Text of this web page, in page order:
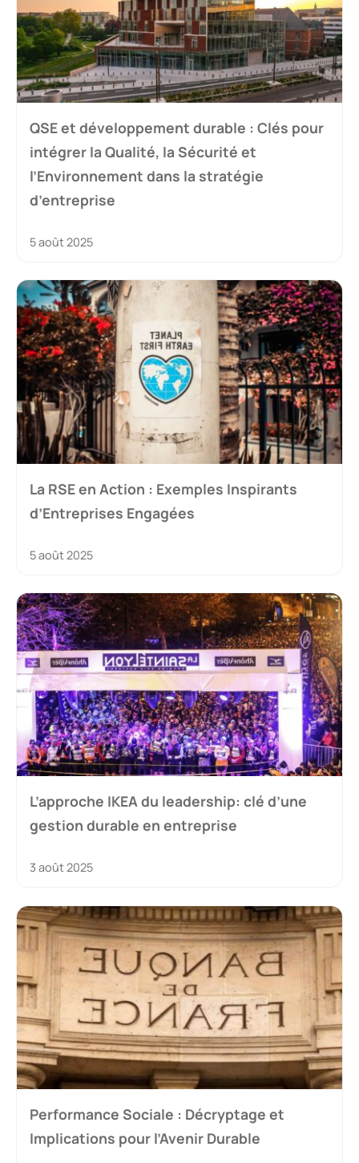
QSE et développement durable : Clés pour
intégrer la Qualité, la Sécurité et
l’Environnement dans la stratégie
d’entreprise
5 août 2025
La RSE en Action : Exemples Inspirants
d’Entreprises Engagées
5 août 2025
L’approche IKEA du leadership: clé d’une
gestion durable en entreprise
3 août 2025
Performance Sociale : Décryptage et
Implications pour l’Avenir Durable